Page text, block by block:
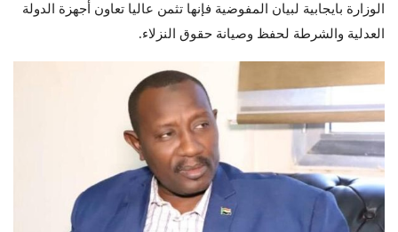
الوزارة بايجابية لبيان المفوضية فإنها تثمن عاليا تعاون أجهزة الدولة
العدلية والشرطة لحفظ وصيانة حقوق النزلاء.